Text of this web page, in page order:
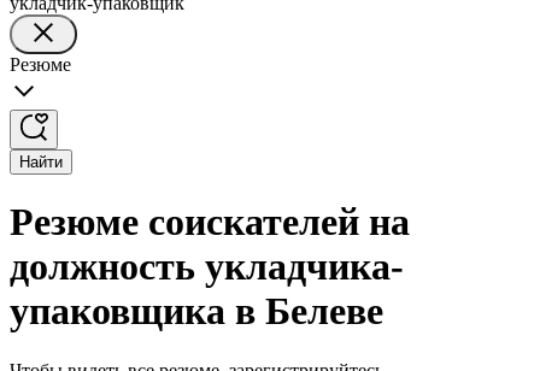
Резюме
Найти
Резюме соискателей на
должность укладчика-
упаковщика в Белеве